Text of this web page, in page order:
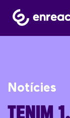
Notícies
TENIM